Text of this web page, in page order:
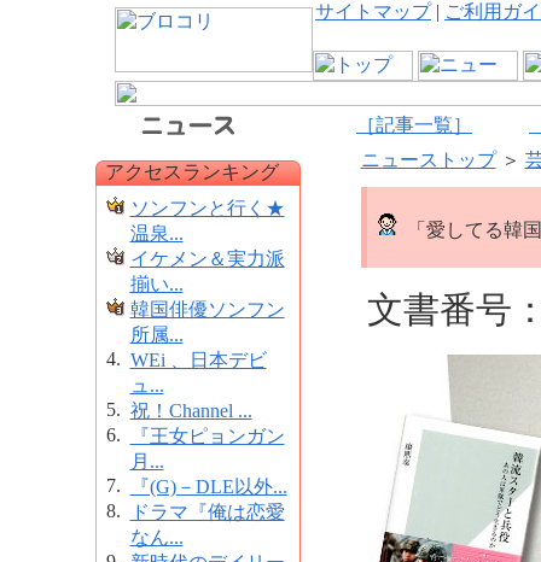
サイトマップ| ご利用ガ
［記事一覧］
アクセスランキング
ソンフンと行く★
温泉...
イケメン＆実力派
揃い...
韓国俳優ソンフン
所属...
4. WEi 、日本デビ
ュ...
5. 祝！Channel ...
6.
『王女ピョンガン
月...
7.
『(G)－DLE以外...
8.
ドラマ『俺は恋愛
なん...
ニューストップ＞
「愛してる韓
文書番号